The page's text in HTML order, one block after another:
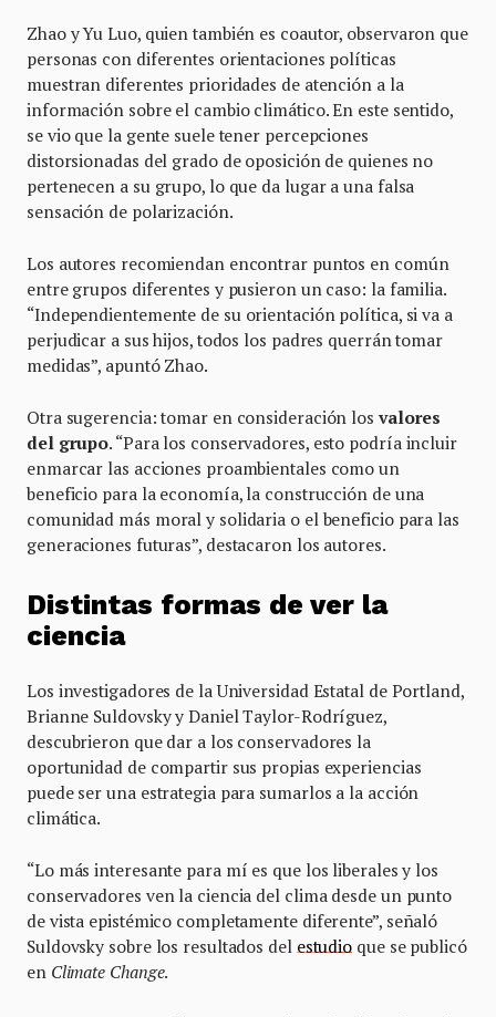
Zhao y Yu Luo, quien también es coautor, observaron que
personas con diferentes orientaciones políticas
muestran diferentes prioridades de atención a la
información sobre el cambio climático. En este sentido,
se vio que la gente suele tener percepciones
distorsionadas del grado de oposición de quienes no
pertenecen a su grupo, lo que da lugar a una falsa
sensación de polarización.
Los autores recomiendan encontrar puntos en común
entre grupos diferentes y pusieron un caso: la familia.
“Independientemente de su orientación política, si va a
perjudicar a sus hijos, todos los padres querrán tomar
medidas”, apuntó Zhao.
Otra sugerencia: tomar en consideración los valores
del grupo. “Para los conservadores, esto podría incluir
enmarcar las acciones proambientales como un
beneficio para la economía, la construcción de una
comunidad más moral y solidaria o el beneficio para las
generaciones futuras”, destacaron los autores.
Distintas formas de ver la
ciencia
Los investigadores de la Universidad Estatal de Portland,
Brianne Suldovsky y Daniel Taylor-Rodríguez,
descubrieron que dar a los conservadores la
oportunidad de compartir sus propias experiencias
puede ser una estrategia para sumarlos a la acción
climática.
“Lo más interesante para mí es que los liberales y los
conservadores ven la ciencia del clima desde un punto
de vista epistémico completamente diferente”, señaló
Suldovsky sobre los resultados del estudio que se publicó
en Climate Change.